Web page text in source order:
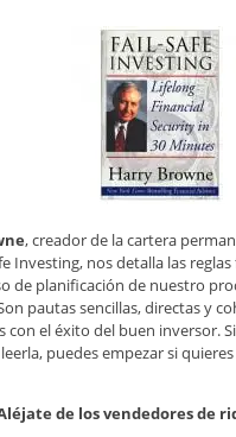
, creador de la cartera
Investing, nos detalla las
de planificación de nuestro
pautas sencillas, directas y
con el éxito del buen inversor.
puedes empezar si
de los vendedores de